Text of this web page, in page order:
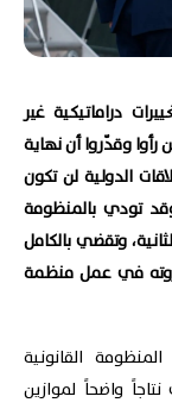
دراماتيكية غير
رأوا وقدّروا أن نهاية
الدولية لن تكون
تودي بالمنظومة
وتقضي بالكامل
في عمل منظمة
القانونية
واضحاً لموازين